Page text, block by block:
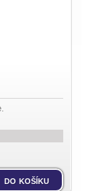
do košíku